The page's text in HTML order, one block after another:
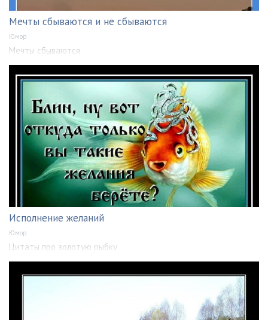
Мечты сбываются и не сбываются
Юмор
Мечты сбываются
Исполнение желаний
Юмор
Цитаты про золотую рыбку